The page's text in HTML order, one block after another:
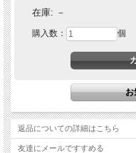
在庫: －
購入数： 個
返品についての詳細はこちら
友達にメールですすめる